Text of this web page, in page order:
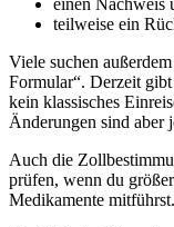
einen Nachweis
teilweise ein
Viele suchen
Formular“. Derzeit
kein klassisches
Änderungen sind aber
Auch die
prüfen, wenn du
Medikamente mitführst.